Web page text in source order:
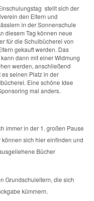
stellt sich der
den Eltern und
in der Sonnenschule
diesem Tag können neue
für die Schulbücherei von
gekauft werden. Das
dann mit einer Widmung
werden, anschließend
es seinen Platz in der
Eine schöne Idee
mal anders.
immer in der 1. großen Pause
sich hier einfinden und
Bücher
Grundschuleltern, die sich
kümmern.